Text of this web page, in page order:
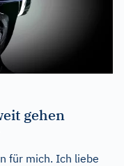
gehen
für mich. Ich liebe